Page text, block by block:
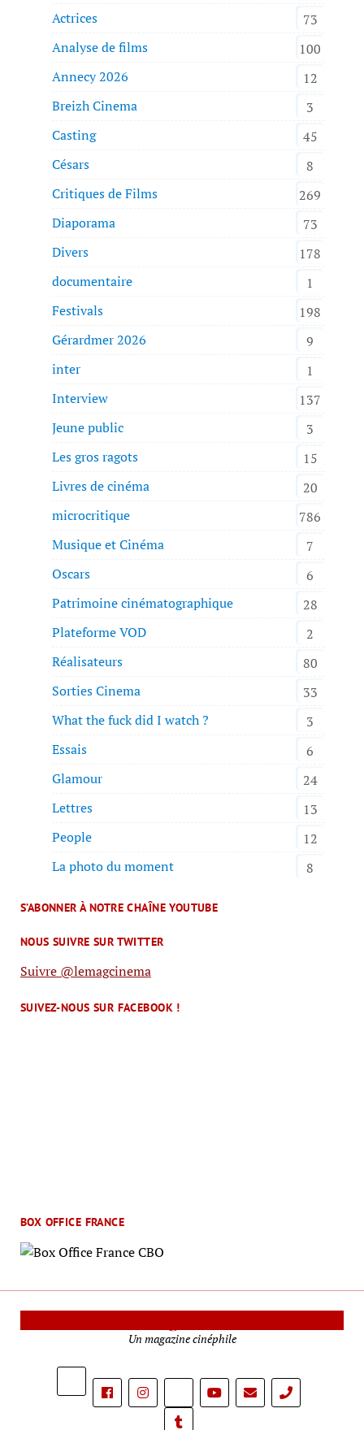
Actrices
73
Analyse de films
100
Annecy 2026
12
Breizh Cinema
3
Casting
45
Césars
8
Critiques de Films
269
Diaporama
73
Divers
178
documentaire
1
Festivals
198
Gérardmer 2026
9
inter
1
Interview
137
Jeune public
3
Les gros ragots
15
Livres de cinéma
20
microcritique
786
Musique et Cinéma
7
Oscars
6
Patrimoine cinématographique
28
Plateforme VOD
2
Réalisateurs
80
Sorties Cinema
33
What the fuck did I watch ?
3
Essais
6
Glamour
24
Lettres
13
People
12
La photo du moment
8
S’ABONNER À NOTRE CHAÎNE YOUTUBE
NOUS SUIVRE SUR TWITTER
Suivre @lemagcinema
SUIVEZ-NOUS SUR FACEBOOK !
BOX OFFICE FRANCE
Un magazine cinéphile
phone